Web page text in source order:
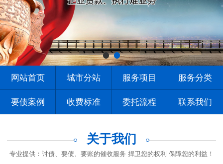
网站首页 城市分站 服务项目 服务分类
要债案例 收费标准 委托流程 联系我们
关于我们
专业提供：讨债、要债、要账的催收服务 捍卫您的权利 保障您的利益！